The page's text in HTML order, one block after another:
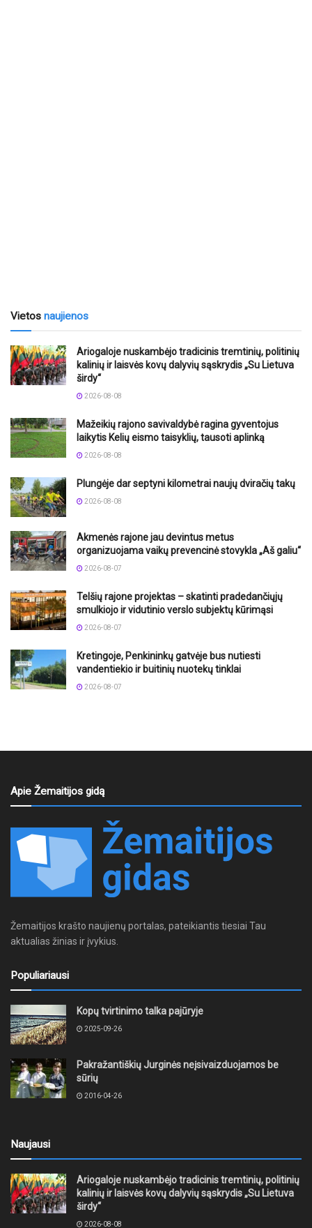
Vietos naujienos
Ariogaloje nuskambėjo tradicinis tremtinių, politinių
kalinių ir laisvės kovų dalyvių sąskrydis „Su Lietuva
širdy“
2026-08-08
Mažeikių rajono savivaldybė ragina gyventojus
laikytis Kelių eismo taisyklių, tausoti aplinką
2026-08-08
Plungėje dar septyni kilometrai naujų dviračių takų
2026-08-08
Akmenės rajone jau devintus metus
organizuojama vaikų prevencinė stovykla „Aš galiu“
2026-08-07
Telšių rajone projektas – skatinti pradedančiųjų
smulkiojo ir vidutinio verslo subjektų kūrimąsi
2026-08-07
Kretingoje, Penkininkų gatvėje bus nutiesti
vandentiekio ir buitinių nuotekų tinklai
2026-08-07
Apie Žemaitijos gidą
Žemaitijos krašto naujienų portalas, pateikiantis tiesiai Tau
aktualias žinias ir įvykius.
Populiariausi
Kopų tvirtinimo talka pajūryje
2025-09-26
Pakražantiškių Jurginės neįsivaizduojamos be
sūrių
2016-04-26
Naujausi
Ariogaloje nuskambėjo tradicinis tremtinių, politinių
kalinių ir laisvės kovų dalyvių sąskrydis „Su Lietuva
širdy“
2026-08-08